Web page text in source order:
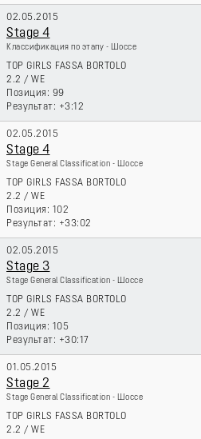
02.05.2015
Stage 4
Классификация по этапу - Шоссе
TOP GIRLS FASSA BORTOLO
2.2 / WE
99
+3:12
02.05.2015
Stage 4
Stage General Classification - Шоссе
TOP GIRLS FASSA BORTOLO
2.2 / WE
102
+33:02
02.05.2015
Stage 3
Stage General Classification - Шоссе
TOP GIRLS FASSA BORTOLO
2.2 / WE
105
+30:17
01.05.2015
Stage 2
Stage General Classification - Шоссе
TOP GIRLS FASSA BORTOLO
2.2 / WE